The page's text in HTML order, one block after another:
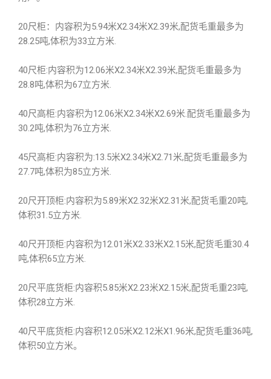
20尺柜：内容积为5.94米X2.34米X2.39米,配货毛重最多为
28.25吨,体积为33立方米.
40尺柜:内容积为12.06米X2.34米X2.39米,配货毛重最多为
28.8吨,体积为67立方米.
40尺高柜:内容积为12.06米X2.34米X2.69米.配货毛重最多为
30.2吨,体积为76立方米.
45尺高柜:内容积为:13.5米X2.34米X2.71米,配货毛重最多为
27.7吨,体积为85立方米.
20尺开顶柜:内容积为5.89米X2.32米X2.31米,配货毛重20吨,
体积31.5立方米.
40尺开顶柜:内容积为12.01米X2.33米X2.15米,配货毛重30.4
吨,体积65立方米.
20尺平底货柜:内容积5.85米X2.23米X2.15米,配货毛重23吨,
体积28立方米.
40尺平底货柜:内容积12.05米X2.12米X1.96米,配货毛重36吨,
体积50立方米。